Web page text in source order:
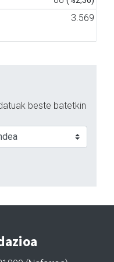
3.569
beste batetkin